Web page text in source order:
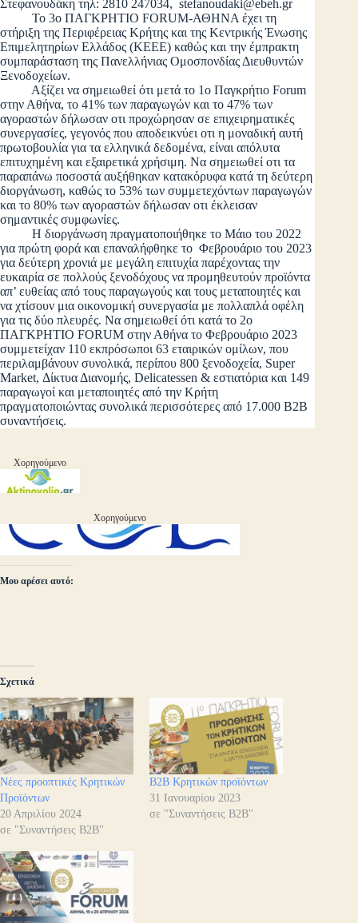
Στεφανουδάκη τηλ: 2810 247034, stefanoudaki@ebeh.gr
Το 3ο ΠΑΓΚΡΗΤΙΟ FORUM-ΑΘΗΝΑ έχει τη
στήριξη της Περιφέρειας Κρήτης και της Κεντρικής Ένωσης
Επιμελητηρίων Ελλάδος (ΚΕΕΕ) καθώς και την έμπρακτη
συμπαράσταση της Πανελλήνιας Ομοσπονδίας Διευθυντών
Ξενοδοχείων.
Αξίζει να σημειωθεί ότι μετά το 1ο Παγκρήτιο Forum
στην Αθήνα, το 41% των παραγωγών και το 47% των
αγοραστών δήλωσαν οτι προχώρησαν σε επιχειρηματικές
συνεργασίες, γεγονός που αποδεικνύει οτι η μοναδική αυτή
πρωτοβουλία για τα ελληνικά δεδομένα, είναι απόλυτα
επιτυχημένη και εξαιρετικά χρήσιμη. Να σημειωθεί οτι τα
παραπάνω ποσοστά αυξήθηκαν κατακόρυφα κατά τη δεύτερη
διοργάνωση, καθώς το 53% των συμμετεχόντων παραγωγών
και το 80% των αγοραστών δήλωσαν οτι έκλεισαν
σημαντικές συμφωνίες.
Η διοργάνωση πραγματοποιήθηκε το Μάιο του 2022
για πρώτη φορά και επαναλήφθηκε το Φεβρουάριο του 2023
για δεύτερη χρονιά με μεγάλη επιτυχία παρέχοντας την
ευκαιρία σε πολλούς ξενοδόχους να προμηθευτούν προϊόντα
απ’ ευθείας από τους παραγωγούς και τους μεταποιητές και
να χτίσουν μια οικονομική συνεργασία με πολλαπλά οφέλη
για τις δύο πλευρές. Να σημειωθεί ότι κατά το 2ο
ΠΑΓΚΡΗΤΙΟ FORUM στην Αθήνα το Φεβρουάριο 2023
συμμετείχαν 110 εκπρόσωποι 63 εταιρικών ομίλων, που
περιλαμβάνουν συνολικά, περίπου 800 ξενοδοχεία, Super
Market, Δίκτυα Διανομής, Delicatessen & εστιατόρια και 149
παραγωγοί και μεταποιητές από την Κρήτη
πραγματοποιώντας συνολικά περισσότερες από 17.000 Β2Β
συναντήσεις.
Χορηγούμενο
Χορηγούμενο
Μου αρέσει αυτό:
Σχετικά
Νέες προοπτικές Κρητικών
Προϊόντων
20 Απριλίου 2024
σε "Συναντήσεις B2B"
B2B Κρητικών προϊόντων
31 Ιανουαρίου 2023
σε "Συναντήσεις B2B"